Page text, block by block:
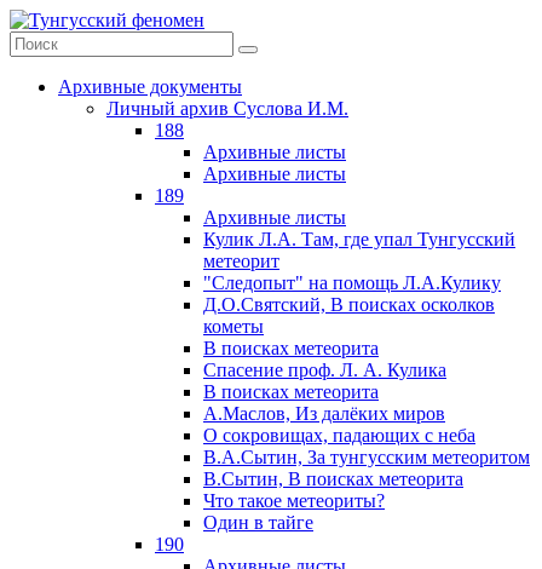
Архивные документы
Личный архив Суслова И.М.
188
Архивные листы
Архивные листы
189
Архивные листы
Кулик Л.А. Там, где упал Тунгусский
метеорит
"Следопыт" на помощь Л.А.Кулику
Д.О.Святский, В поисках осколков
кометы
В поисках метеорита
Спасение проф. Л. А. Кулика
В поисках метеорита
А.Маслов, Из далёких миров
О сокровищах, падающих с неба
В.А.Сытин, За тунгусским метеоритом
В.Сытин, В поисках метеорита
Что такое метеориты?
Один в тайге
190